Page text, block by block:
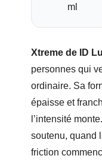
ml
Xtreme de ID
personnes qui
ordinaire. Sa
épaisse et
l’intensité
soutenu, quand
friction